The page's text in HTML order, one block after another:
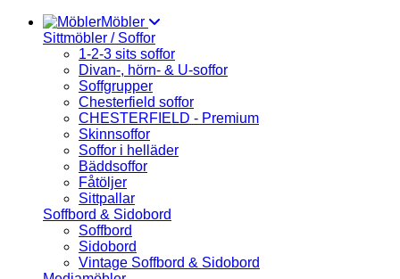
Möbler
Sittmöbler / Soffor
1-2-3 sits soffor
Divan-, hörn- & U-soffor
Soffgrupper
Chesterfield soffor
CHESTERFIELD - Premium
Skinnsoffor
Soffor i helläder
Bäddsoffor
Fåtöljer
Sittpallar
Soffbord & Sidobord
Soffbord
Sidobord
Vintage Soffbord & Sidobord